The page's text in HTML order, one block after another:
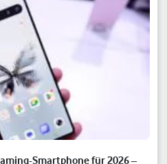
Smartphone für 2026 –